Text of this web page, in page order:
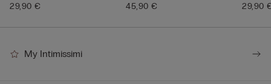
29,90 €
45,90 €
29,90
My Intimissimi